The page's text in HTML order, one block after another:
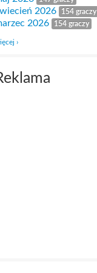
2026 154 graczy
2026 154 graczy
›